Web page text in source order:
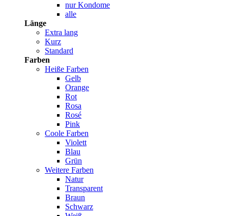
nur Kondome
alle
Länge
Extra lang
Kurz
Standard
Farben
Heiße Farben
Gelb
Orange
Rot
Rosa
Rosé
Pink
Coole Farben
Violett
Blau
Grün
Weitere Farben
Natur
Transparent
Braun
Schwarz